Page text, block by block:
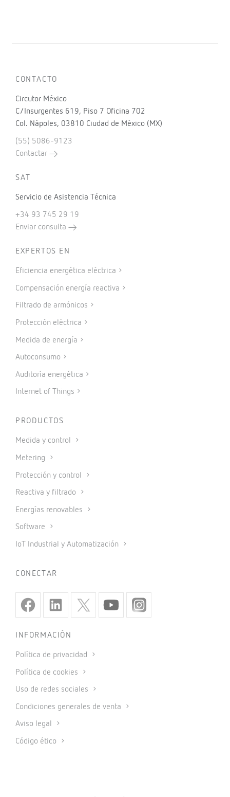
CONTACTO
Circutor México
C/Insurgentes 619, Piso 7 Oficina 702
Col. Nápoles, 03810 Ciudad de México (MX)
(55) 5086-9123
Contactar
SAT
Servicio de Asistencia Técnica
+34 93 745 29 19
Enviar consulta
EXPERTOS EN
Eficiencia energética eléctrica
Compensación energía reactiva
Filtrado de armónicos
Protección eléctrica
Medida de energía
Autoconsumo
Auditoría energética
Internet of Things
PRODUCTOS
Medida y control
Metering
Protección y control
Reactiva y filtrado
Energías renovables
Software
IoT Industrial y Automatización
CONECTAR
INFORMACIÓN
Política de privacidad
Política de cookies
Uso de redes sociales
Condiciones generales de venta
Aviso legal
Código ético